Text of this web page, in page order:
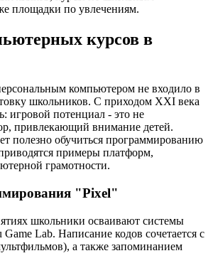
площадки по увлечениям.
курсов в
компьютером не входило в
школьников. С приходом XXI века
игровой потенциал - это не
привлекающий внимание детей.
полезно обучиться программированию
примеры платформ,
грамотности.
"Pixel"
школьники осваивают системы
Lab. Написание кодов сочетается с
а также запоминанием